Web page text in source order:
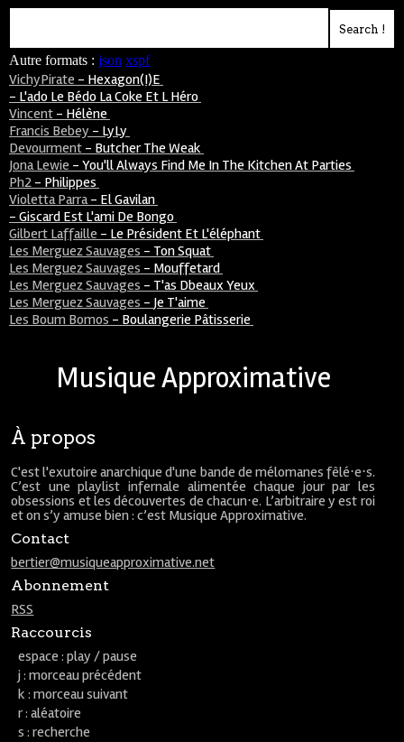
Autre formats : json xspf
VichyPirate - Hexagon(i)e
- L'ado Le Bédo La Coke Et L Héro
Vincent - Hélène
Francis Bebey - LyLy
Devourment - Butcher The Weak
Jona Lewie - You'll Always Find Me In The Kitchen At Parties
Ph2 - Philippes
Violetta Parra- El Gavilan
- Giscard Est L'ami De Bongo
Gilbert Laffaille - Le Président Et L'éléphant
Les Merguez Sauvages - Ton Squat
Les Merguez Sauvages - Mouffetard
Les Merguez Sauvages - T'as Dbeaux Yeux
Les Merguez Sauvages - Je T'aime
Les Boum Bomos - Boulangerie Pâtisserie
Musique Approximative
À propos
C'est l'exutoire anarchique d'une bande de mélomanes fêlé⋅e⋅s.
C’est une playlist infernale alimentée chaque jour par les
obsessions et les découvertes de chacun⋅e. L’arbitraire y est roi
et on s’y amuse bien : c’est Musique Approximative.
Contact
bertier@musiqueapproximative.net
Abonnement
RSS
Raccourcis
espace : play / pause
j : morceau précédent
k : morceau suivant
r : aléatoire
s : recherche